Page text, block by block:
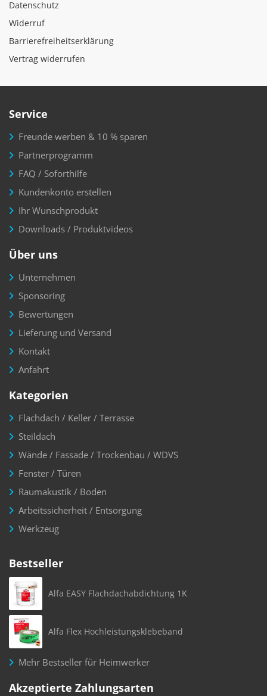
Datenschutz
Widerruf
Barrierefreiheitserklärung
Vertrag widerrufen
Service
Freunde werben & 10 % sparen
Partnerprogramm
FAQ / Soforthilfe
Kundenkonto erstellen
Ihr Wunschprodukt
Downloads / Produktvideos
Über uns
Unternehmen
Sponsoring
Bewertungen
Lieferung und Versand
Kontakt
Anfahrt
Kategorien
Flachdach / Keller / Terrasse
Steildach
Wände / Fassade / Trockenbau / WDVS
Fenster / Türen
Raumakustik / Boden
Arbeitssicherheit / Entsorgung
Werkzeug
Bestseller
Alfa EASY Flachdachabdichtung 1K
Alfa Flex Hochleistungsklebeband
Mehr Bestseller für Heimwerker
Akzeptierte Zahlungsarten